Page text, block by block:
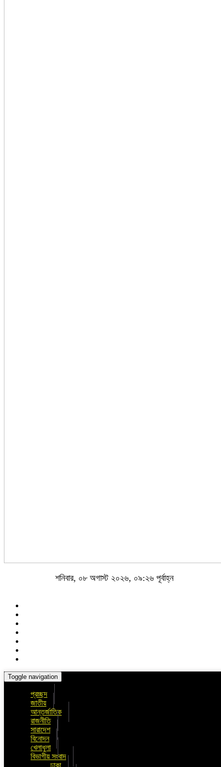
শনিবার, ০৮ অগাস্ট ২০২৬, ০৯:২৬ পূর্বাহ্ন
Toggle navigation
প্রচ্ছদ
জাতীয়
আন্তর্জাতিক
রাজনীতি
সারাদেশ
বিনোদন
খেলাধুলা
বিভাগীয় সংবাদ
ঢাকা